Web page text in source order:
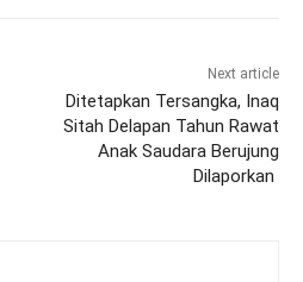
Next article
Ditetapkan Tersangka, Inaq
Sitah Delapan Tahun Rawat
Anak Saudara Berujung
Dilaporkan